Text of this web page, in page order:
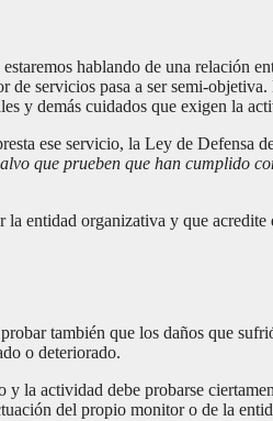
hablando de una relación
servicios pasa a ser semi-
y demás cuidados que exigen la
ese servicio, la Ley de Defensa
que prueben que han cumplido
entidad organizativa y que
también que los daños que
o deteriorado.
la actividad debe probarse
del propio monitor o de la